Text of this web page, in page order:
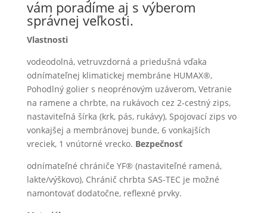
vám poradíme aj s výberom
správnej veľkosti.
Vlastnosti
vodeodolná, vetruvzdorná a priedušná vďaka
odnímateľnej klimatickej membráne HUMAX®,
Pohodlný golier s neoprénovým uzáverom, Vetranie
na ramene a chrbte, na rukávoch cez 2-cestný zips,
nastaviteľná šírka (krk, pás, rukávy), Spojovací zips vo
vonkajšej a membránovej bunde, 6 vonkajších
vreciek, 1 vnútorné vrecko. Bezpečnosť
odnímateľné chrániče YF® (nastaviteľné ramená,
lakte/výškovo), Chránič chrbta SAS-TEC je možné
namontovať dodatočne, reflexné prvky.